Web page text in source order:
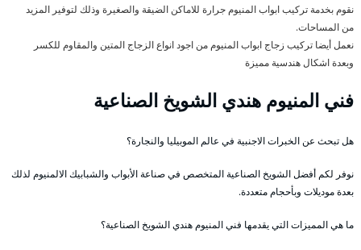
نقوم بخدمة تركيب ابواب المنيوم جرارة للاماكن الضيقة والصغيرة وذلك لتوفير المزيد
من المساحات.
نعمل أيضا تركيب زجاج ابواب المنيوم من اجود انواع الزجاج المتين والمقاوم للكسر
وبعدة اشكال هندسية مميزة
فني المنيوم هندي الشويخ الصناعية
هل تبحث عن الخبرات الاجنبية في عالم الموبيليا والنجارة؟
نوفر لكم أفضل الشويخ الصناعية المتخصص في صناعة الأبواب والشبابيك الالمنيوم لذلك
بعدة موديلات وبأحجام متعددة.
ما هي المميزات التي يقدمها فني المنيوم هندي الشويخ الصناعية؟